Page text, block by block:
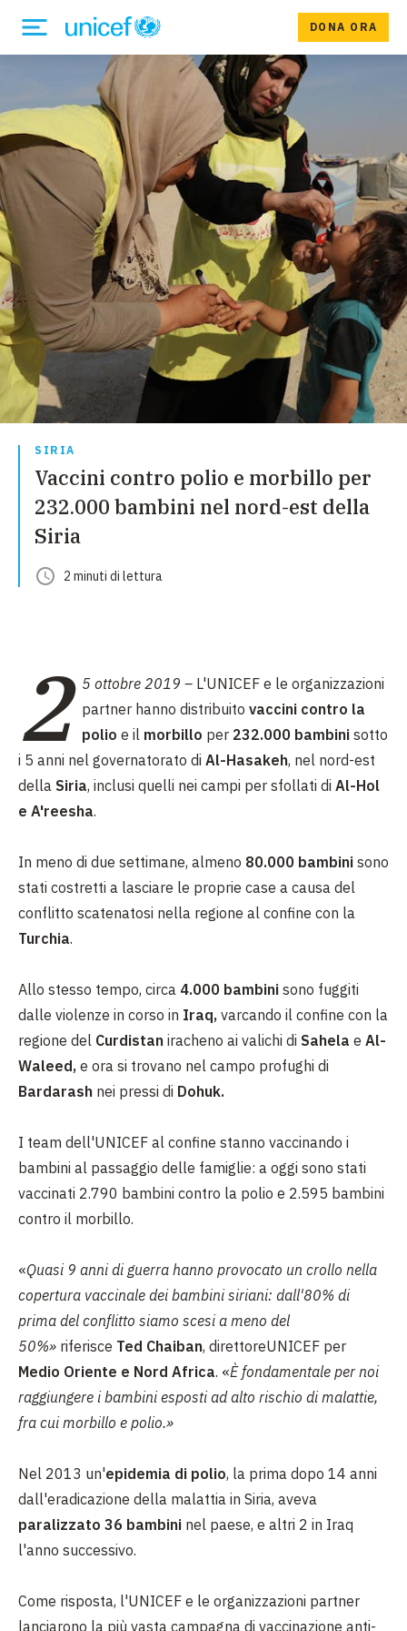
DONA ORA
SIRIA
Vaccini contro polio e morbillo per
232.000 bambini nel nord-est della
Siria
2 minuti di lettura
2 5 ottobre 2019 – L'UNICEF e le organizzazioni
partner hanno distribuito vaccini contro la
polio e il morbillo per 232.000 bambini sotto
i 5 anni nel governatorato di Al-Hasakeh, nel nord-est
della Siria, inclusi quelli nei campi per sfollati di Al-Hol
e A'reesha.
In meno di due settimane, almeno 80.000 bambini sono
stati costretti a lasciare le proprie case a causa del
conflitto scatenatosi nella regione al confine con la
Turchia.
Allo stesso tempo, circa 4.000 bambini sono fuggiti
dalle violenze in corso in Iraq, varcando il confine con la
regione del Curdistan iracheno ai valichi di Sahela e Al-
Waleed, e ora si trovano nel campo profughi di
Bardarash nei pressi di Dohuk.
I team dell'UNICEF al confine stanno vaccinando i
bambini al passaggio delle famiglie: a oggi sono stati
vaccinati 2.790 bambini contro la polio e 2.595 bambini
contro il morbillo.
«Quasi 9 anni di guerra hanno provocato un crollo nella
copertura vaccinale dei bambini siriani: dall'80% di
prima del conflitto siamo scesi a meno del
50%» riferisce Ted Chaiban, direttoreUNICEF per
Medio Oriente e Nord Africa. «È fondamentale per noi
raggiungere i bambini esposti ad alto rischio di malattie,
fra cui morbillo e polio.»
Nel 2013 un'epidemia di polio, la prima dopo 14 anni
dall'eradicazione della malattia in Siria, aveva
paralizzato 36 bambini nel paese, e altri 2 in Iraq
l'anno successivo.
Come risposta, l'UNICEF e le organizzazioni partner
lanciarono la più vasta campagna di vaccinazione anti-